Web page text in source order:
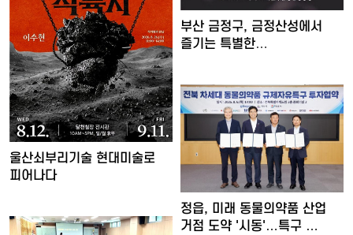
부산 금정구, 금정산성에서
즐기는 특별한
울산쇠부리기술 현대미술로
피어나다
정읍, 미래 동물의약품 산업
거점 도약 '시동'…특구 …